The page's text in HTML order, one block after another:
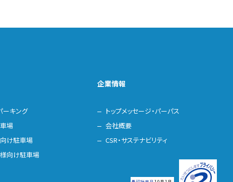
ーキング
場
け駐車場
向け駐車場
企業情報
トップメッセージ・パーパス
会社概要
CSR・サステナビリティ